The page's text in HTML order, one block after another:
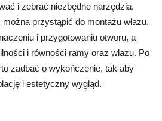
i zebrać niezbędne narzędzia.
przystąpić do montażu włazu.
i przygotowaniu otworu, a
i równości ramy oraz włazu. Po
zadbać o wykończenie, tak aby
i estetyczny wygląd.